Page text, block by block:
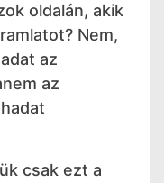
oldalán, akik
Nem,
az
az
csak ezt a